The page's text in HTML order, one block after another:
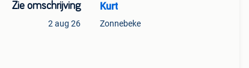
Zie omschrijving
2 aug 26
Kurt
Zonnebeke